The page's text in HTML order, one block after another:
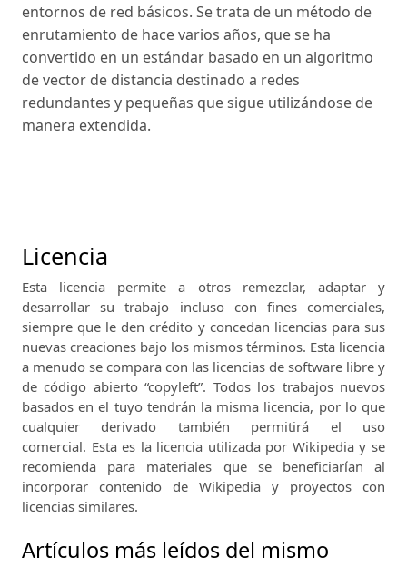
entornos de red básicos. Se trata de un método de
enrutamiento de hace varios años, que se ha
convertido en un estándar basado en un algoritmo
de vector de distancia destinado a redes
redundantes y pequeñas que sigue utilizándose de
manera extendida.
Licencia
Esta licencia permite a otros remezclar, adaptar y
desarrollar su trabajo incluso con fines comerciales,
siempre que le den crédito y concedan licencias para sus
nuevas creaciones bajo los mismos términos. Esta licencia
a menudo se compara con las licencias de software libre y
de código abierto “copyleft”. Todos los trabajos nuevos
basados ​​en el tuyo tendrán la misma licencia, por lo que
cualquier derivado también permitirá el uso
comercial. Esta es la licencia utilizada por Wikipedia y se
recomienda para materiales que se beneficiarían al
incorporar contenido de Wikipedia y proyectos con
licencias similares.
Artículos más leídos del mismo